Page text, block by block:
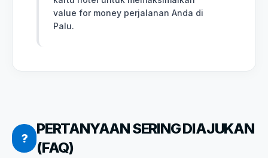
value for money perjalanan Anda di
Palu.
?
PERTANYAAN SERING DIAJUKAN
(FAQ)